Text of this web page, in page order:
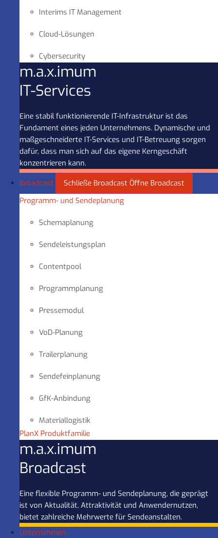
Interims IT Management
Cloud-Lösungen
Cybersecurity
m.a.x.imum
IT-Services
Eine stabil funktionierende IT-Infrastruktur ist das
Fundament eines jeden Unternehmens. Dynamische und
maßgeschneiderte IT-Services und IT-Betreuung sorgen
dafür, dass man sich auf das eigene Kerngeschäft
konzentrieren kann.
Broadcast Schließe Broadcast Öffne Broadcast
Programm- und Sendeplanung
Schemaplanung
Sendeleistungsplan
Contentpool
Programmplanung
Pressemodul
VoD-Planung
Trailerplanung
Sendefeinplanung
GfK-Anbindung
Materiallogistik
PlanX Produktfamilie
m.a.x.imum
Broadcast
Eine flexible Programm- und Sendeplanung, die geprägt
ist von Aktualität, Attraktivität und Anwendernutzen,
bietet zahlreiche Mehrwerte für Sendeanstalten.
Unternehmen